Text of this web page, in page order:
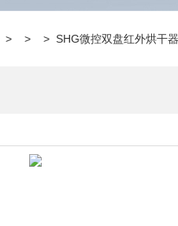
> > > SHG微控双盘红外烘干器